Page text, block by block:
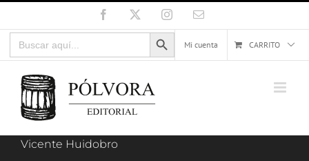
al
contenido
Facebook InstagramCorreo
Buscar:
Botón de búsqueda
Mi cuenta
CARRITO
Vicente Huidobro